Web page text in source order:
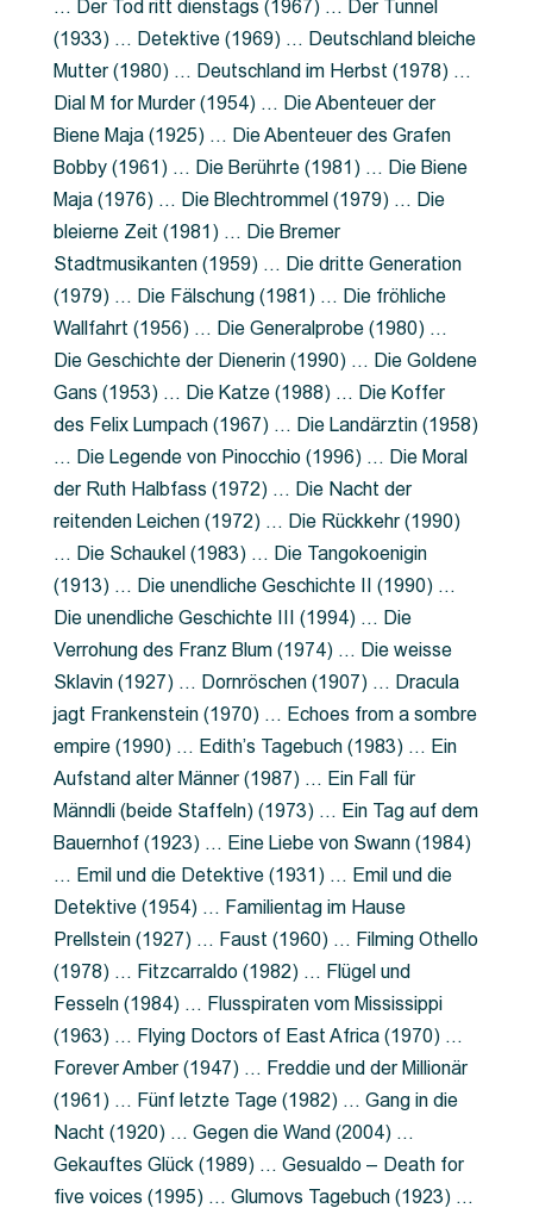
… Der Tod ritt dienstags (1967) … Der Tunnel
(1933) … Detektive (1969) … Deutschland bleiche
Mutter (1980) … Deutschland im Herbst (1978) …
Dial M for Murder (1954) … Die Abenteuer der
Biene Maja (1925) … Die Abenteuer des Grafen
Bobby (1961) … Die Berührte (1981) … Die Biene
Maja (1976) … Die Blechtrommel (1979) … Die
bleierne Zeit (1981) … Die Bremer
Stadtmusikanten (1959) … Die dritte Generation
(1979) … Die Fälschung (1981) … Die fröhliche
Wallfahrt (1956) … Die Generalprobe (1980) …
Die Geschichte der Dienerin (1990) … Die Goldene
Gans (1953) … Die Katze (1988) … Die Koffer
des Felix Lumpach (1967) … Die Landärztin (1958)
… Die Legende von Pinocchio (1996) … Die Moral
der Ruth Halbfass (1972) … Die Nacht der
reitenden Leichen (1972) … Die Rückkehr (1990)
… Die Schaukel (1983) … Die Tangokoenigin
(1913) … Die unendliche Geschichte II (1990) …
Die unendliche Geschichte III (1994) … Die
Verrohung des Franz Blum (1974) … Die weisse
Sklavin (1927) … Dornröschen (1907) … Dracula
jagt Frankenstein (1970) … Echoes from a sombre
empire (1990) … Edith’s Tagebuch (1983) … Ein
Aufstand alter Männer (1987) … Ein Fall für
Männdli (beide Staffeln) (1973) … Ein Tag auf dem
Bauernhof (1923) … Eine Liebe von Swann (1984)
… Emil und die Detektive (1931) … Emil und die
Detektive (1954) … Familientag im Hause
Prellstein (1927) … Faust (1960) … Filming Othello
(1978) … Fitzcarraldo (1982) … Flügel und
Fesseln (1984) … Flusspiraten vom Mississippi
(1963) … Flying Doctors of East Africa (1970) …
Forever Amber (1947) … Freddie und der Millionär
(1961) … Fünf letzte Tage (1982) … Gang in die
Nacht (1920) … Gegen die Wand (2004) …
Gekauftes Glück (1989) … Gesualdo – Death for
five voices (1995) … Glumovs Tagebuch (1923) …